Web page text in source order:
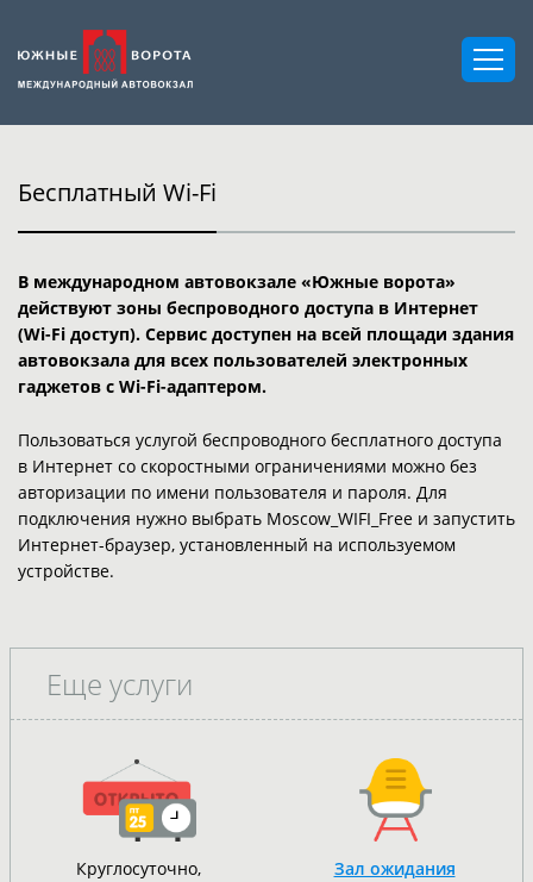
Бесплатный Wi-Fi
В международном автовокзале «Южные ворота»
действуют зоны беспроводного доступа в Интернет
(Wi-Fi доступ). Сервис доступен на всей площади здания
автовокзала для всех пользователей электронных
гаджетов с Wi-Fi-адаптером.
Пользоваться услугой беспроводного бесплатного доступа
в Интернет со скоростными ограничениями можно без
авторизации по имени пользователя и пароля. Для
подключения нужно выбрать Moscow_WIFI_Free и запустить
Интернет-браузер, установленный на используемом
устройстве.
Еще услуги
Круглосуточно,
Зал ожидания